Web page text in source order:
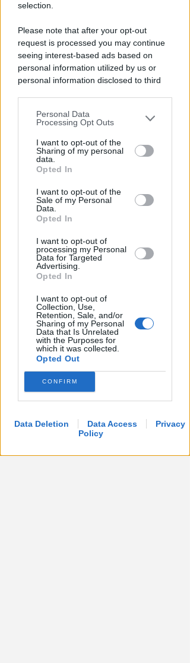
selection.
Please note that after your opt-out
request is processed you may continue
seeing interest-based ads based on
personal information utilized by us or
personal information disclosed to third
You may separately opt-out of the further
disclosure of your personal information
by third parties on the IAB’s list of
downstream participants.
by us to third parties on the IAB’s List of
Downstream Participants that may
further disclose it to other third parties.
Personal Data
Processing Opt Outs
I want to opt-out of the
Sharing of my personal
data.
Opted In
I want to opt-out of the
Sale of my Personal
Data.
Opted In
I want to opt-out of
processing my Personal
Data for Targeted
Advertising.
Opted In
I want to opt-out of
Collection, Use,
Retention, Sale, and/or
Sharing of my Personal
Data that Is Unrelated
with the Purposes for
which it was collected.
Opted Out
CONFIRM
Data Deletion Data Access
Privacy
Policy
DOPO I RECENTI EPISODI
Sicurezza a Riccione. Il M5S:
serve confronto politico serio e
Redazione
TANA VINCE A JESI
Scatta il torneo nazionale Open
Viserba
Icaro Sport